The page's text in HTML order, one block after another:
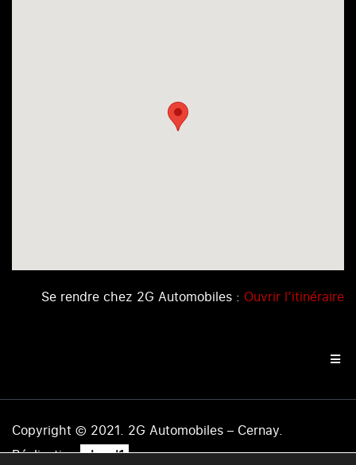
Se rendre chez 2G Automobiles : Ouvrir l’itinéraire
Copyright © 2021. 2G Automobiles – Cernay.
Réalisation .level1